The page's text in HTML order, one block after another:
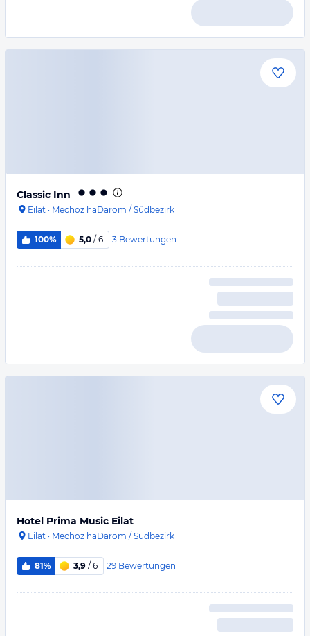
Classic Inn
Eilat · Mechoz haDarom / Südbezirk
100% 5,0 / 6 3 Bewertungen
Hotel Prima Music Eilat
Eilat · Mechoz haDarom / Südbezirk
81% 3,9 / 6 29 Bewertungen